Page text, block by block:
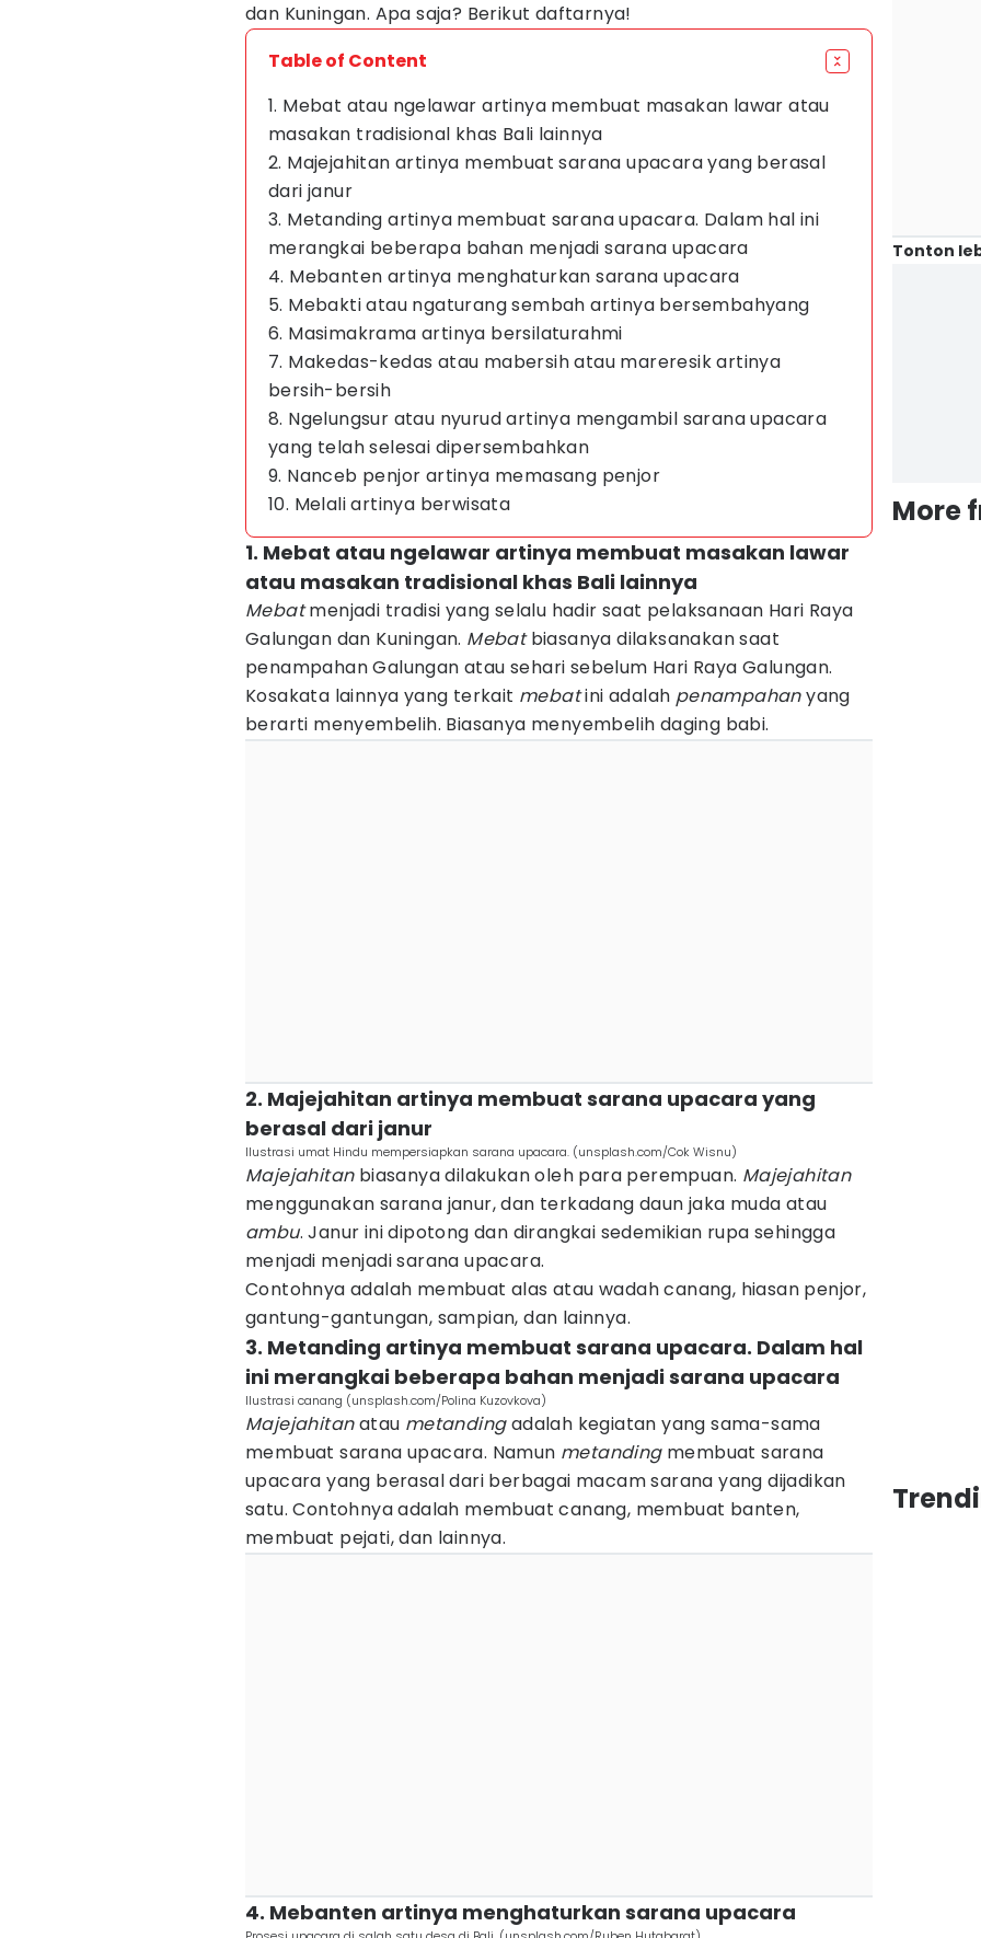
dan Kuningan. Apa saja? Berikut daftarnya!
Table of Content
1. Mebat atau ngelawar artinya membuat masakan lawar atau
masakan tradisional khas Bali lainnya
2. Majejahitan artinya membuat sarana upacara yang berasal
dari janur
3. Metanding artinya membuat sarana upacara. Dalam hal ini
merangkai beberapa bahan menjadi sarana upacara
4. Mebanten artinya menghaturkan sarana upacara
5. Mebakti atau ngaturang sembah artinya bersembahyang
6. Masimakrama artinya bersilaturahmi
7. Makedas-kedas atau mabersih atau mareresik artinya
bersih-bersih
8. Ngelungsur atau nyurud artinya mengambil sarana upacara
yang telah selesai dipersembahkan
9. Nanceb penjor artinya memasang penjor
10. Melali artinya berwisata
1. Mebat atau ngelawar artinya membuat masakan lawar
atau masakan tradisional khas Bali lainnya
Mebatmenjadi tradisi yang selalu hadir saat pelaksanaan Hari Raya
Galungan dan Kuningan. Mebatbiasanya dilaksanakan saat
penampahan Galungan atau sehari sebelum Hari Raya Galungan.
Kosakata lainnya yang terkait mebatini adalah penampahanyang
berarti menyembelih. Biasanya menyembelih daging babi.
2. Majejahitan artinya membuat sarana upacara yang
berasal dari janur
Ilustrasi umat Hindu mempersiapkan sarana upacara. (unsplash.com/Cok Wisnu)
Majejahitanbiasanya dilakukan oleh para perempuan. Majejahitan
menggunakan sarana janur, dan terkadang daun jaka muda atau
ambu. Janur ini dipotong dan dirangkai sedemikian rupa sehingga
menjadi menjadi sarana upacara.
Contohnya adalah membuat alas atau wadah canang, hiasan penjor,
gantung-gantungan, sampian, dan lainnya.
3. Metanding artinya membuat sarana upacara. Dalam hal
ini merangkai beberapa bahan menjadi sarana upacara
Ilustrasi canang (unsplash.com/Polina Kuzovkova)
Majejahitanatau metandingadalah kegiatan yang sama-sama
membuat sarana upacara. Namun metandingmembuat sarana
upacara yang berasal dari berbagai macam sarana yang dijadikan
satu. Contohnya adalah membuat canang, membuat banten,
membuat pejati, dan lainnya.
4. Mebanten artinya menghaturkan sarana upacara
Tonton
More